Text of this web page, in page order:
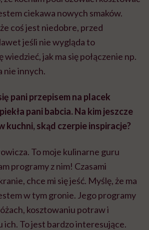
ciekawa nowych smaków.
coś jest niedobre, przed
jeśli nie wygląda to
wiedzieć, jak ma się połączenie np.
nie innych.
pani przepisem na placek
pani babcia. Na kim jeszcze
kuchni, skąd czerpie inspiracje?
To moje kulinarne guru
programy z nim! Czasami
chce mi się jeść. Myślę, że ma
w tym gronie. Jego programy
kosztowaniu potraw i
To jest bardzo interesujące.